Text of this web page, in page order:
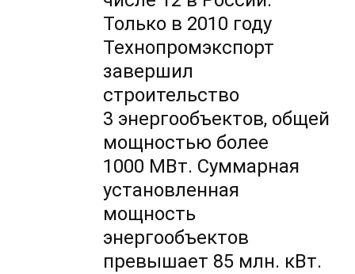
Только в 2010 году
Технопромэкспорт
завершил
строительство
3 энергообъектов, общей
мощностью более
1000 МВт. Суммарная
установленная
мощность
энергообъектов
превышает 85 млн. кВт.